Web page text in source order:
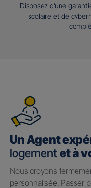
Disposez d’une
scolaire et de
Un Agent
logement et à
Nous croyons
personnalisée. Passer